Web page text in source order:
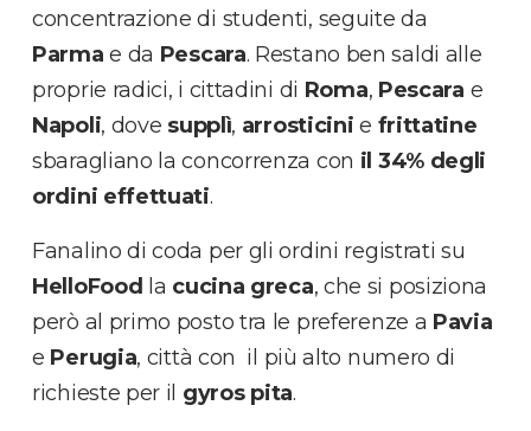
concentrazione di studenti, seguite da
Parma e da Pescara. Restano ben saldi alle
proprie radici, i cittadini di Roma, Pescara e
Napoli, dove supplì, arrosticini e frittatine
sbaragliano la concorrenza con il 34% degli
ordini effettuati.
Fanalino di coda per gli ordini registrati su
HelloFood la cucina greca, che si posiziona
però al primo posto tra le preferenze a Pavia
e Perugia, città con il più alto numero di
richieste per il gyros pita.